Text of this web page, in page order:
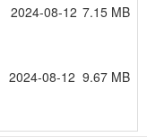
2024-08-12 7.15 MB
2024-08-12 9.67 MB